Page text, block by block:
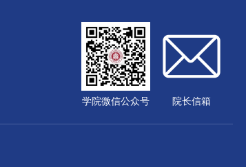
学院微信公众号 院长信箱